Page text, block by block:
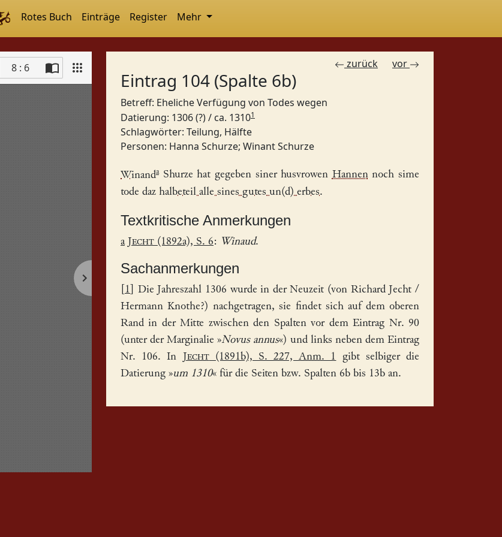
Rotes Buch Einträge Register Mehr
8 : 6 zurück vor
Eintrag 104 (Spalte 6b)
Betreff: Eheliche Verfügung von Todes wegen
Datierung: 1306 (?) / ca. 13101
Schlagwörter: Teilung, Hälfte
Personen: Hanna Schurze; Winant Schurze
WinandaShurze hat gegeben siner husvrowen Hannennoch sime
tode daz halbeteil alle sines gutes un(d) erbes.
Textkritische Anmerkungen
a Jecht (1892a), S. 6: Winaud.
Sachanmerkungen
1
] Die Jahreszahl 1306 wurde in der Neuzeit (von Richard Jecht /
Hermann Knothe?) nachgetragen, sie findet sich auf dem oberen
Rand in der Mitte zwischen den Spalten vor dem Eintrag Nr. 90
(unter der Marginalie »Novus annus«) und links neben dem Eintrag
Nr. 106. In Jecht(1891b), S. 227, Anm. 1
gibt selbiger die
Datierung »um 1310« für die Seiten bzw. Spalten 6b bis 13b an.